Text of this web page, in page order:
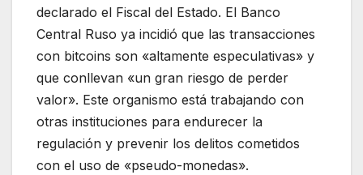
declarado el Fiscal del Estado. El Banco
Central Ruso ya incidió que las transacciones
con bitcoins son «altamente especulativas» y
que conllevan «un gran riesgo de perder
valor». Este organismo está trabajando con
otras instituciones para endurecer la
regulación y prevenir los delitos cometidos
con el uso de «pseudo-monedas».